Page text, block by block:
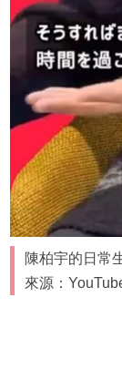
陳柏宇的日常
來源：